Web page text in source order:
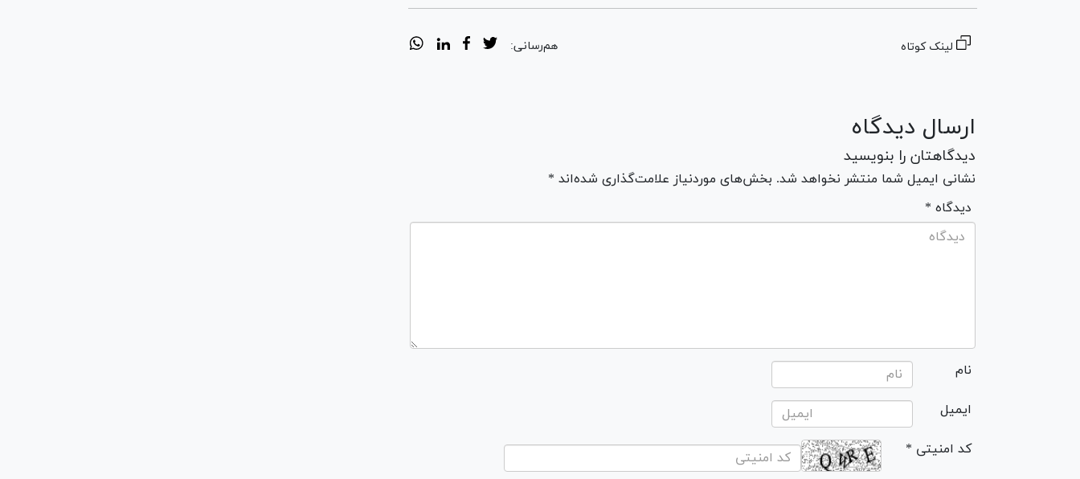
لینک کوتاه هم‌رسانی:
ارسال دیدگاه
دیدگاهتان را بنویسید
نشانی ایمیل شما منتشر نخواهد شد. بخش‌های موردنیاز علامت‌گذاری شده‌اند *
* دیدگاه
نام
ایمیل
* کد امنیتی